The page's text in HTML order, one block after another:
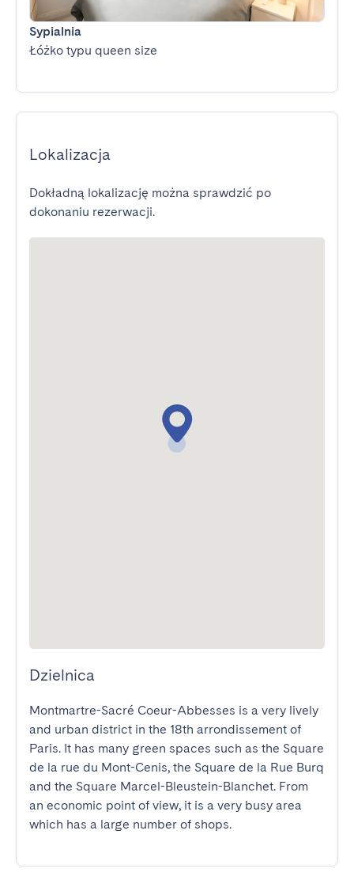
Sypialnia
Łóżko typu queen size
Lokalizacja
Dokładną lokalizację można sprawdzić po
dokonaniu rezerwacji.
Dzielnica
Montmartre-Sacré Coeur-Abbesses is a very lively
and urban district in the 18th arrondissement of
Paris. It has many green spaces such as the Square
de la rue du Mont-Cenis, the Square de la Rue Burq
and the Square Marcel-Bleustein-Blanchet. From
an economic point of view, it is a very busy area
which has a large number of shops.